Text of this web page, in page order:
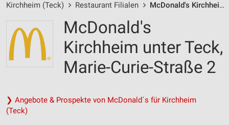
Kirchheim (Teck) Restaurant Filialen McDonald's Kirchheim unter Teck / Marie-Curie-Straße 2 - Öffnungszeiten & Adresse
McDonald's
Kirchheim unter Teck,
Marie-Curie-Straße 2
❯ Angebote & Prospekte von McDonald´s für Kirchheim
(Teck)